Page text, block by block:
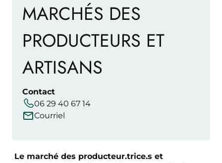
MARCHÉS DES
PRODUCTEURS ET
ARTISANS
Contact
06 29 40 67 14
Courriel
Le marché des producteur.trice.s et